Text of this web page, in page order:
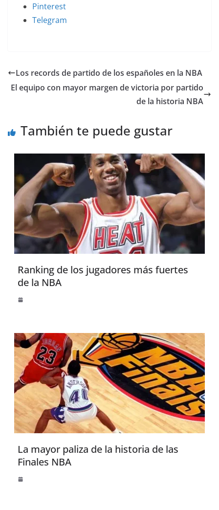
Pinterest
Telegram
Los records de partido de los españoles en la NBA
El equipo con mayor margen de victoria por partido
de la historia NBA
También te puede gustar
Ranking de los jugadores más fuertes
de la NBA
La mayor paliza de la historia de las
Finales NBA